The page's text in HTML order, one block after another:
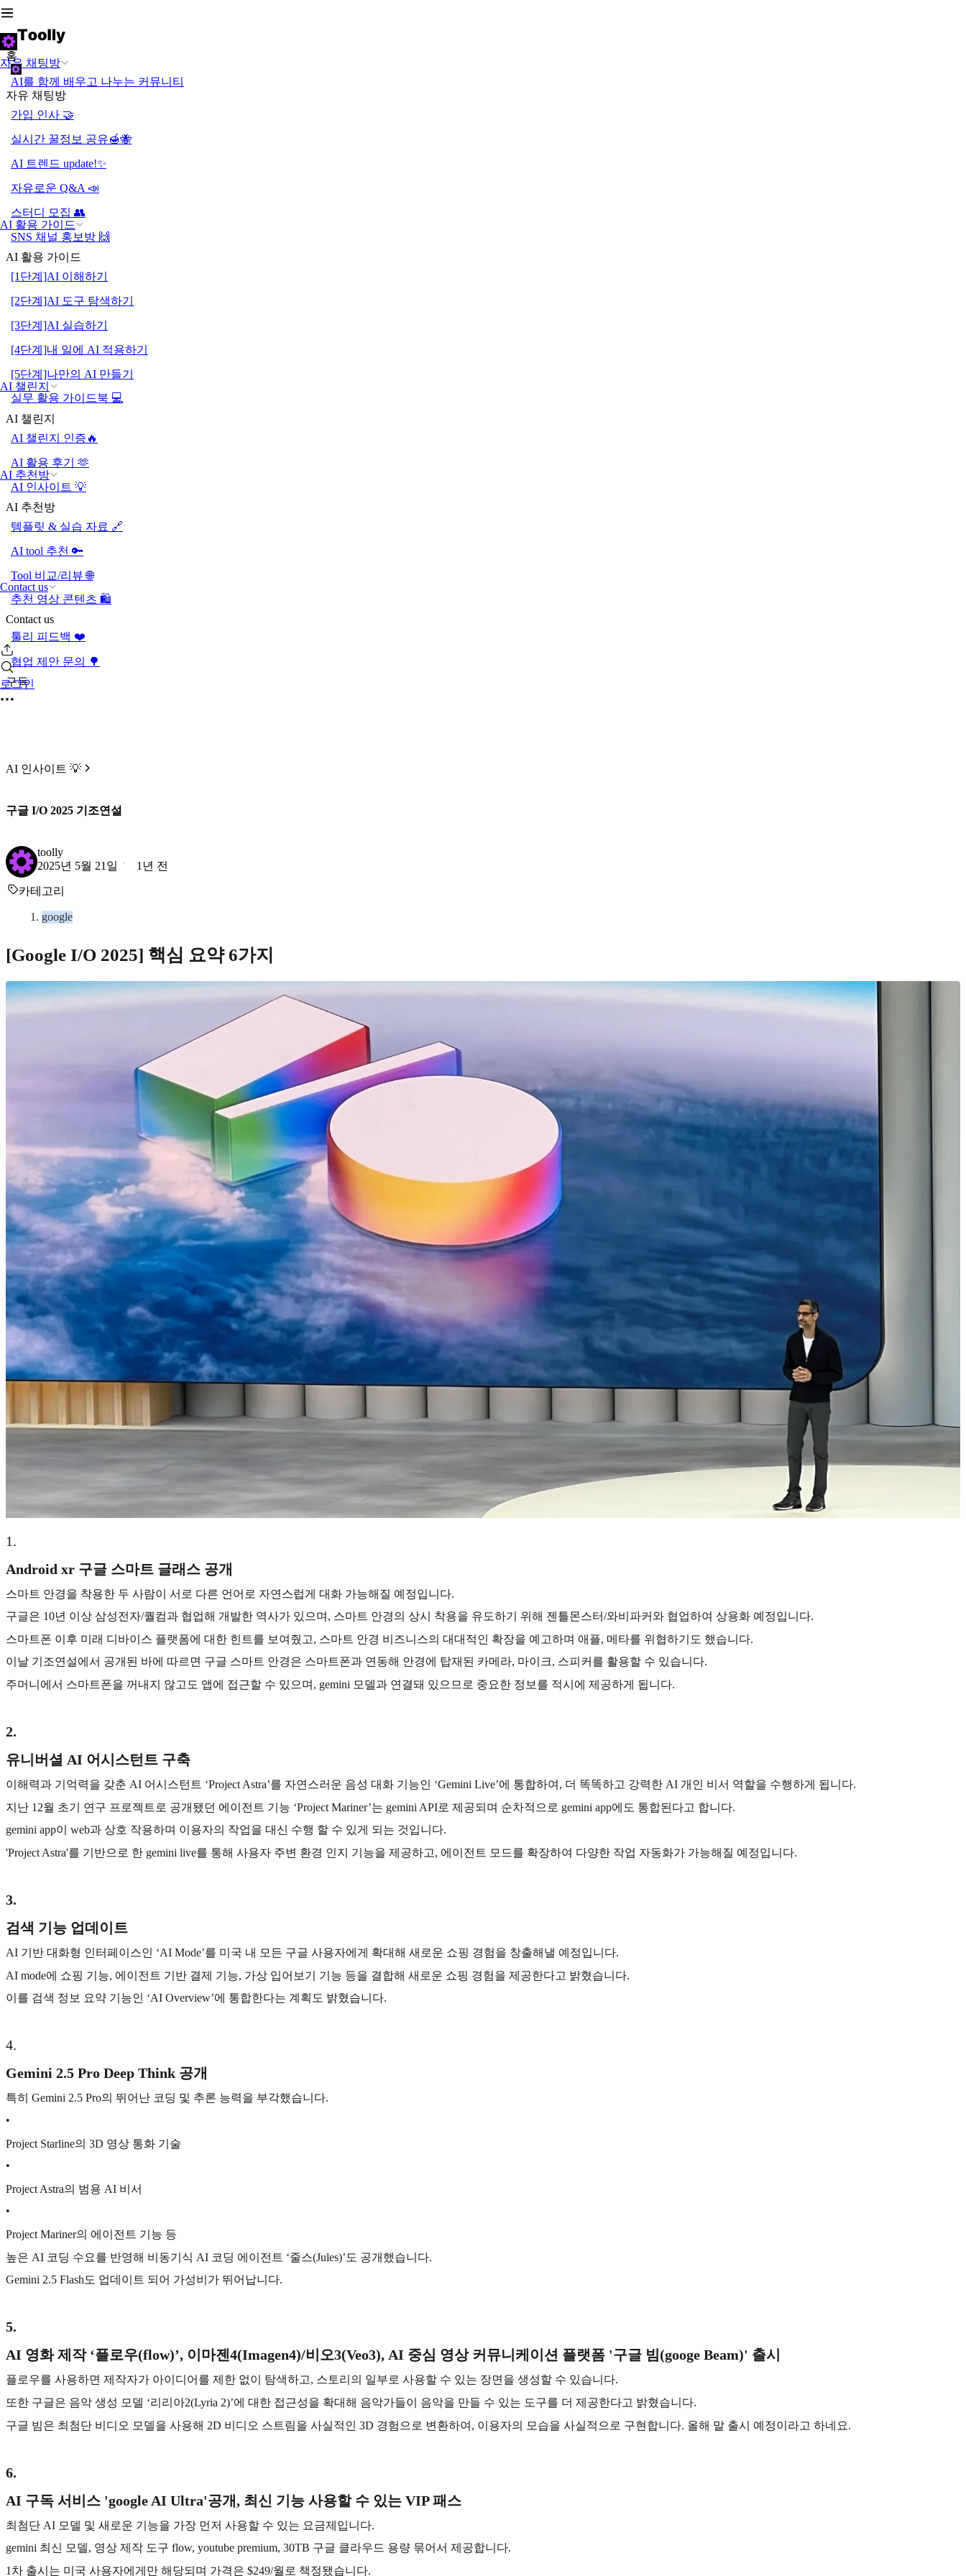
자유 채팅방
AI 활용 가이드
AI 챌린지
AI 추천방
Contact us
로그인
홈
AI를 함께 배우고 나누는 커뮤니티
자유 채팅방
가입 인사 🤝
실시간 꿀정보 공유🍯🐝
AI 트렌드 update!✨
자유로운 Q&A 📣
스터디 모집 👥
SNS 채널 홍보방 🙌
AI 활용 가이드
[1단계]AI 이해하기
[2단계]AI 도구 탐색하기
[3단계]AI 실습하기
[4단계]내 일에 AI 적용하기
[5단계]나만의 AI 만들기
실무 활용 가이드북 💻
AI 챌린지
AI 챌린지 인증🔥
AI 활용 후기 🫶
AI 인사이트 💡
AI 추천방
템플릿 & 실습 자료 🔗
AI tool 추천 🔑
Tool 비교/리뷰 🌐
추천 영상 콘텐츠 🛍️
Contact us
툴리 피드백 ❤️
협업 제안 문의 🌳
구독
AI 인사이트 💡
구글 I/O 2025 기조연설
toolly
2025년 5월 21일
1년 전
카테고리
google
[Google I/O 2025] 핵심 요약 6가지
1.
Android xr 구글 스마트 글래스 공개
스마트 안경을 착용한 두 사람이 서로 다른 언어로 자연스럽게 대화 가능해질 예정입니다.
구글은 10년 이상 삼성전자/퀄컴과 협업해 개발한 역사가 있으며, 스마트 안경의 상시 착용을 유도하기 위해 젠틀몬스터/와비파커와 협업하여 상용화 예정입니다.
스마트폰 이후 미래 디바이스 플랫폼에 대한 힌트를 보여줬고, 스마트 안경 비즈니스의 대대적인 확장을 예고하며 애플, 메타를 위협하기도 했습니다.
이날 기조연설에서 공개된 바에 따르면 구글 스마트 안경은 스마트폰과 연동해 안경에 탑재된 카메라, 마이크, 스피커를 활용할 수 있습니다.
주머니에서 스마트폰을 꺼내지 않고도 앱에 접근할 수 있으며, gemini 모델과 연결돼 있으므로 중요한 정보를 적시에 제공하게 됩니다.
2.
유니버셜 AI 어시스턴트 구축
이해력과 기억력을 갖춘 AI 어시스턴트 ‘Project Astra’를 자연스러운 음성 대화 기능인 ‘Gemini Live’에 통합하여, 더 똑똑하고 강력한 AI 개인 비서 역할을 수행하게 됩니다.
지난 12월 초기 연구 프로젝트로 공개됐던 에이전트 기능 ‘Project Mariner’는 gemini API로 제공되며 순차적으로 gemini app에도 통합된다고 합니다.
gemini app이 web과 상호 작용하며 이용자의 작업을 대신 수행 할 수 있게 되는 것입니다.
'Project Astra'를 기반으로 한 gemini live를 통해 사용자 주변 환경 인지 기능을 제공하고, 에이전트 모드를 확장하여 다양한 작업 자동화가 가능해질 예정입니다.
3.
검색 기능 업데이트
AI 기반 대화형 인터페이스인 ‘AI Mode’를 미국 내 모든 구글 사용자에게 확대해 새로운 쇼핑 경험을 창출해낼 예정입니다.
AI mode에 쇼핑 기능, 에이전트 기반 결제 기능, 가상 입어보기 기능 등을 결합해 새로운 쇼핑 경험을 제공한다고 밝혔습니다.
이를 검색 정보 요약 기능인 ‘AI Overview’에 통합한다는 계획도 밝혔습니다.
4.
Gemini 2.5 Pro Deep Think 공개
특히 Gemini 2.5 Pro의 뛰어난 코딩 및 추론 능력을 부각했습니다.
•
Project Starline의 3D 영상 통화 기술
•
Project Astra의 범용 AI 비서
•
Project Mariner의 에이전트 기능 등
높은 AI 코딩 수요를 반영해 비동기식 AI 코딩 에이전트 ‘줄스(Jules)’도 공개했습니다.
Gemini 2.5 Flash도 업데이트 되어 가성비가 뛰어납니다.
5.
AI 영화 제작 ‘플로우(flow)’, 이마젠4(Imagen4)/비오3(Veo3), AI 중심 영상 커뮤니케이션 플랫폼 '구글 빔(googe Beam)' 출시
플로우를 사용하면 제작자가 아이디어를 제한 없이 탐색하고, 스토리의 일부로 사용할 수 있는 장면을 생성할 수 있습니다.
또한 구글은 음악 생성 모델 ‘리리아2(Lyria 2)’에 대한 접근성을 확대해 음악가들이 음악을 만들 수 있는 도구를 더 제공한다고 밝혔습니다.
구글 빔은 최첨단 비디오 모델을 사용해 2D 비디오 스트림을 사실적인 3D 경험으로 변환하여, 이용자의 모습을 사실적으로 구현합니다. 올해 말 출시 예정이라고 하네요.
6.
AI 구독 서비스 'google AI Ultra'공개, 최신 기능 사용할 수 있는 VIP 패스
최첨단 AI 모델 및 새로운 기능을 가장 먼저 사용할 수 있는 요금제입니다.
gemini 최신 모델, 영상 제작 도구 flow, youtube premium, 30TB 구글 클라우드 용량 묶어서 제공합니다.
1차 출시는 미국 사용자에게만 해당되며 가격은 $249/월로 책정됐습니다.